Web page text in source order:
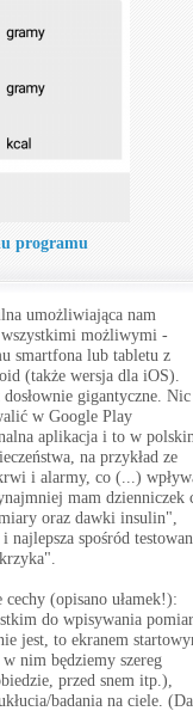
programu
umożliwiająca nam
wszystkimi możliwymi -
smartfona lub tabletu z
(także wersja dla iOS).
gigantyczne. Nic
w Google Play
aplikacja i to w
na przykład ze
i alarmy, co (...)
mam dzienniczek
oraz dawki insulin",
najlepsza spośród
(opisano ułamek!):
do wpisywania
jest, to ekranem
nim będziemy szereg
przed snem itp.),
badania na ciele.